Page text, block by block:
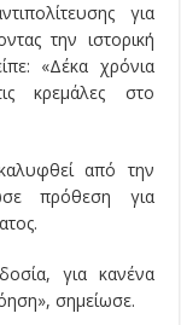
για
την ιστορική
«Δέκα χρόνια
κρεμάλες στο
από την
πρόθεση για
για κανένα
σημείωσε.